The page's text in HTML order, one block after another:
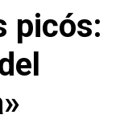
picós: